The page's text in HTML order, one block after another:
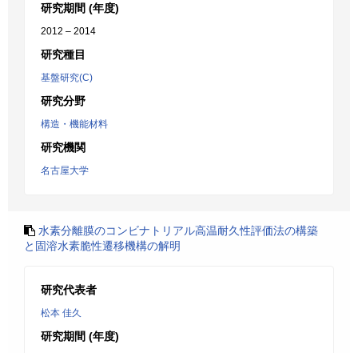
研究期間 (年度)
2012 – 2014
研究種目
基盤研究(C)
研究分野
構造・機能材料
研究機関
名古屋大学
水素分離膜のコンビナトリアル高温耐久性評価法の構築
と固溶水素脆性遷移機構の解明
研究代表者
松本 佳久
研究期間 (年度)